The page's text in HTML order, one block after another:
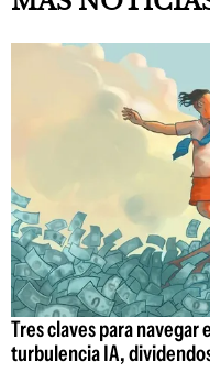
Tres claves para
turbulencia IA,